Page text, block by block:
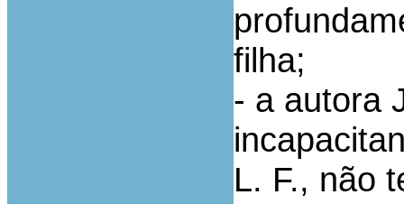
filha;
- a autora
L. F., não